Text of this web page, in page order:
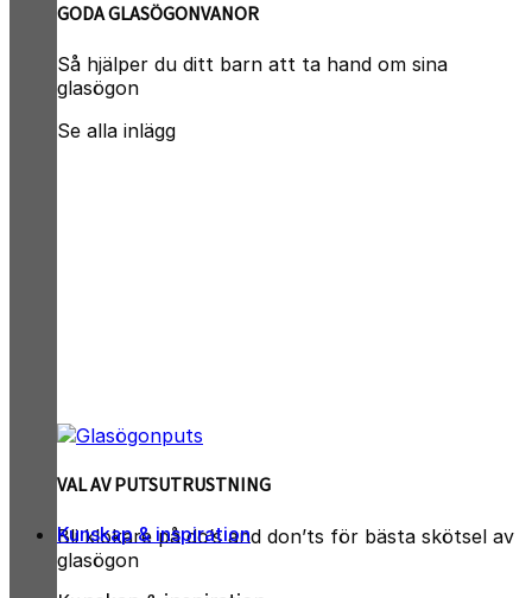
GODA GLASÖGONVANOR
Så hjälper du ditt barn att ta hand om sina
glasögon
Se alla inlägg
VAL AV PUTSUTRUSTNING
Bli klokare på do’s and don’ts för bästa skötsel av
glasögon
Kunskap & inspiration